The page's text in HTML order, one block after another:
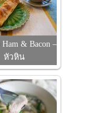
Ham & Bacon –
หัวหิน